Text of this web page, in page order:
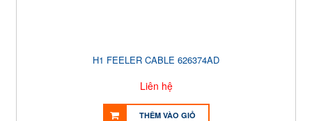
H1 FEELER CABLE 626374AD
Liên hệ
THÊM VÀO GIỎ